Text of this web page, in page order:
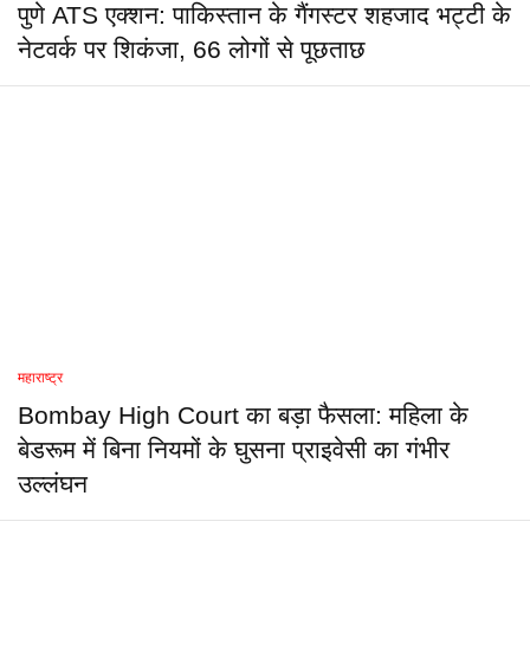
पुणे ATS एक्शन: पाकिस्तान के गैंगस्टर शहजाद भट्टी के
नेटवर्क पर शिकंजा, 66 लोगों से पूछताछ
महाराष्ट्र
Bombay High Court का बड़ा फैसला: महिला के
बेडरूम में बिना नियमों के घुसना प्राइवेसी का गंभीर
उल्लंघन